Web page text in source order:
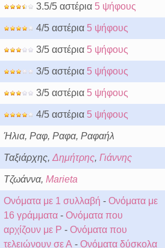
3.5/5 αστέρια 5 ψήφους
4/5 αστέρια 5 ψήφους
3/5 αστέρια 5 ψήφους
3/5 αστέρια 5 ψήφους
3/5 αστέρια 5 ψήφους
4/5 αστέρια 5 ψήφους
Ήλια, Ραφ, Ραφα, Ραφαήλ
Ταξιάρχης, Δημήτρης, Γιάννης
Τζωάννα, Marieta
Ονόματα με 1 συλλαβή - Ονόματα με
16 γράμματα - Ονόματα που
αρχίζουν με Ρ - Ονόματα που
τελειώνουν σε Α - Ονόματα δύσκολα